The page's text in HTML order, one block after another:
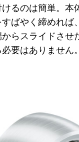
るのは簡単。本
ばやく締めれば
からスライドさせ
要はありません。